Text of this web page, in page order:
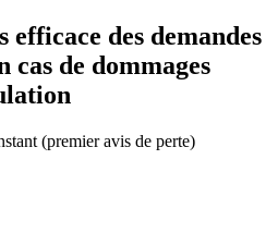
des demandes
cas de dommages
(premier avis de perte)